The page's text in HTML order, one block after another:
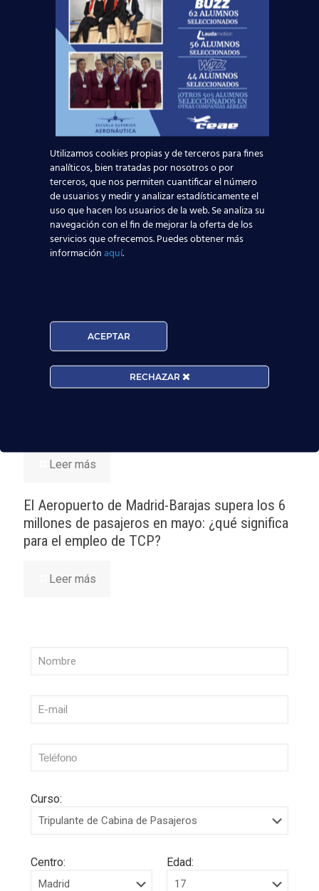
EUROCOLLEGE OXFORD ENGLISH INSTITUTE S.L.
le informa que tratará los datos personales que
facilite con la finalidad de gestionar su consulta y
darle respuesta. Puede ejercer sus derechos de
protección de datos a través del e-mail
escuelasuperioraeronautica.com. Para más
información, por favor, consulte nuestraPolítica de
¡Te esperamos!
quieren ser TCP
Leer más
Leer más
El Aeropuerto de Madrid-Barajas supera los 6
millones de pasajeros en mayo: ¿qué significa
para el empleo de TCP?
Leer más
Curso:
Centro: Edad:
Utilizamos cookies propias y de terceros para fines
analíticos, bien tratadas por nosotros o por
terceros, que nos permiten cuantificar el número
de usuarios y medir y analizar estadísticamente el
uso que hacen los usuarios de la web. Se analiza su
navegación con el fin de mejorar la oferta de los
servicios que ofrecemos. Puedes obtener más
informaciónaquí.
ACEPTAR
RECHAZAR